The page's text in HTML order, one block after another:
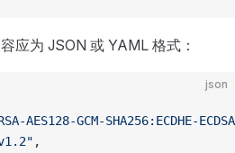
应为 JSON 或 YAML 格式：
json
AES128-GCM-SHA256:ECDHE-
,